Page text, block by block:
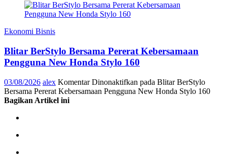
Ekonomi Bisnis
Blitar BerStylo Bersama Pererat Kebersamaan
Pengguna New Honda Stylo 160
03/08/2026 alex Komentar Dinonaktifkan pada Blitar BerStylo
Bersama Pererat Kebersamaan Pengguna New Honda Stylo 160
Bagikan Artikel ini